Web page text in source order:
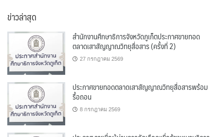
ข่าวล่าสุด
สำนักงานศึกษาธิการจังหวัดภูเก็ตประกาศขายทอด
ตลาดเสาสัญญาณวิทยุสื่อสาร (ครั้งที่ 2)
27 กรกฎาคม 2569
ประกาศขายทอดตลาดเสาสัญญาณวิทยุสื่อสารพร้อม
รื้อถอน
8 กรกฎาคม 2569